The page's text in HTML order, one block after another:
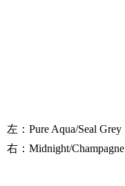
左：Pure Aqua/Seal Grey
右：Midnight/Champagne